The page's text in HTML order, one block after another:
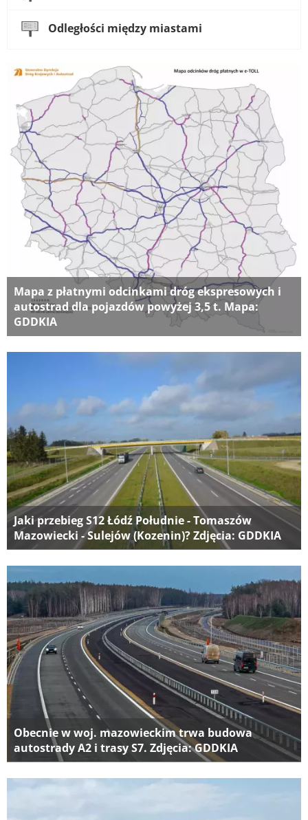
Odległości między miastami
Mapa z płatnymi odcinkami dróg ekspresowych i
autostrad dla pojazdów powyżej 3,5 t. Mapa:
GDDKIA
Jaki przebieg S12 Łódź Południe - Tomaszów
Mazowiecki - Sulejów (Kozenin)? Zdjęcia: GDDKIA
Obecnie w woj. mazowieckim trwa budowa
autostrady A2 i trasy S7. Zdjęcia: GDDKIA